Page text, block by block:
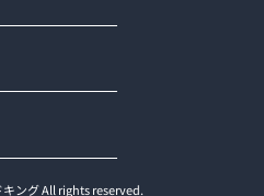
ング All rights reserved.